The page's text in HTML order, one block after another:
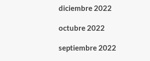
diciembre 2022
octubre 2022
septiembre 2022